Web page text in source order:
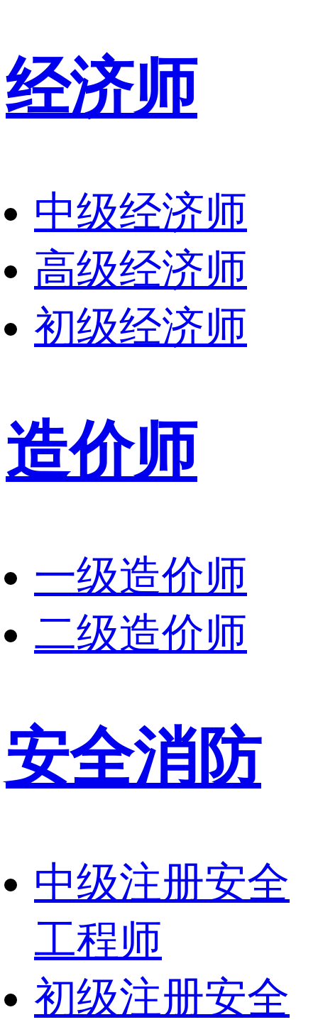
经济师
中级经济师
高级经济师
初级经济师
造价师
一级造价师
二级造价师
安全消防
中级注册安全
工程师
初级注册安全